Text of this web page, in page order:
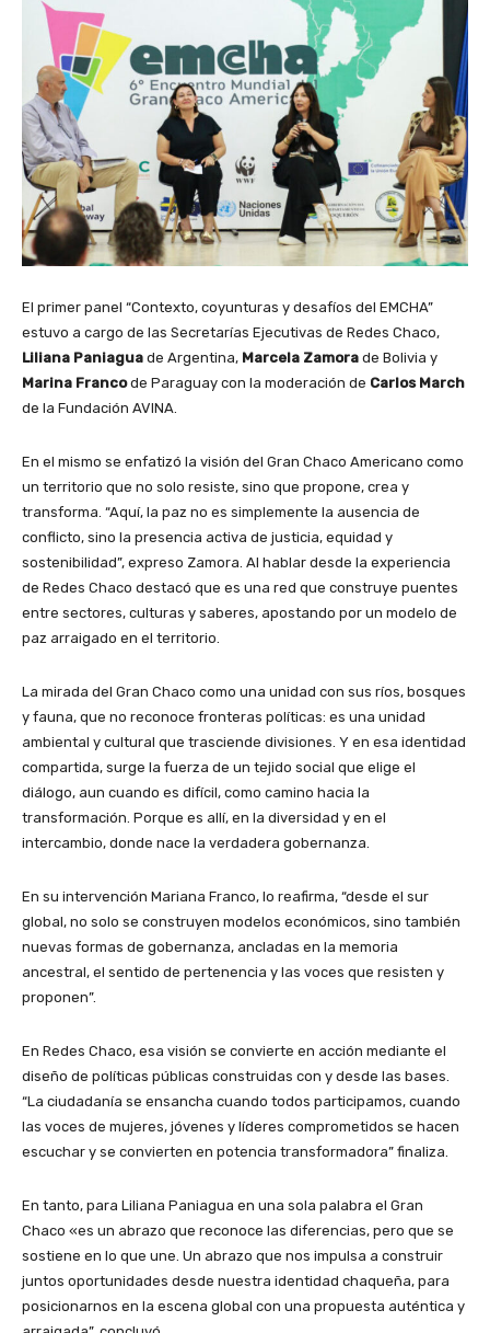
El primer panel “Contexto, coyunturas y desafíos del EMCHA”
estuvo a cargo de las Secretarías Ejecutivas de Redes Chaco,
Liliana Paniagua de Argentina, Marcela Zamora de Bolivia y
Marina Francode Paraguay con la moderación de Carlos March
de la Fundación AVINA.
En el mismo se enfatizó la visión del Gran Chaco Americano como
un territorio que no solo resiste, sino que propone, crea y
transforma. “Aquí, la paz no es simplemente la ausencia de
conflicto, sino la presencia activa de justicia, equidad y
sostenibilidad”, expreso Zamora. Al hablar desde la experiencia
de Redes Chaco destacó que es una red que construye puentes
entre sectores, culturas y saberes, apostando por un modelo de
paz arraigado en el territorio.
La mirada del Gran Chaco como una unidad con sus ríos, bosques
y fauna, que no reconoce fronteras políticas: es una unidad
ambiental y cultural que trasciende divisiones. Y en esa identidad
compartida, surge la fuerza de un tejido social que elige el
diálogo, aun cuando es difícil, como camino hacia la
transformación. Porque es allí, en la diversidad y en el
intercambio, donde nace la verdadera gobernanza.
En su intervención Mariana Franco, lo reafirma, “desde el sur
global, no solo se construyen modelos económicos, sino también
nuevas formas de gobernanza, ancladas en la memoria
ancestral, el sentido de pertenencia y las voces que resisten y
proponen”.
En Redes Chaco, esa visión se convierte en acción mediante el
diseño de políticas públicas construidas con y desde las bases.
“La ciudadanía se ensancha cuando todos participamos, cuando
las voces de mujeres, jóvenes y líderes comprometidos se hacen
escuchar y se convierten en potencia transformadora” finaliza.
En tanto, para Liliana Paniagua en una sola palabra el Gran
Chaco «es un abrazo que reconoce las diferencias, pero que se
sostiene en lo que une. Un abrazo que nos impulsa a construir
juntos oportunidades desde nuestra identidad chaqueña, para
posicionarnos en la escena global con una propuesta auténtica y